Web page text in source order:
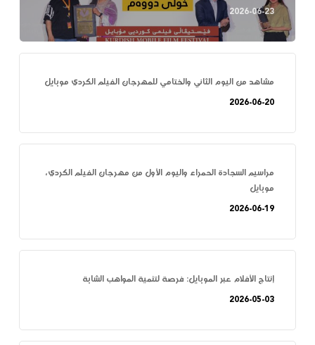
2026-06-23
مشاهد من اليوم الثاني والختامي للمهرجان الفيلم الكردي موبايل
2026-06-20
مراسيم السجادة الحمراء واليوم الأول من مهرجان الفيلم الكردي،
موبايل
2026-06-19
إنتاج الأفلام عبر الموبايل: فرصة لتنمية المواهب الشابة
2026-05-03